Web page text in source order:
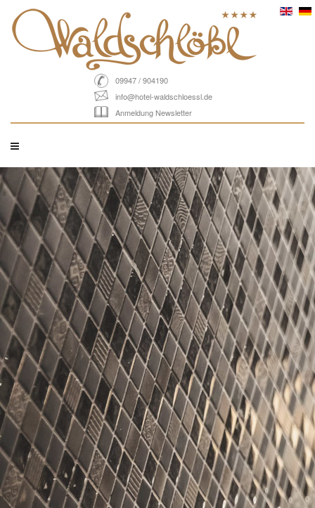
09947 / 904190
info@hotel-waldschloessl.de
Anmeldung Newsletter